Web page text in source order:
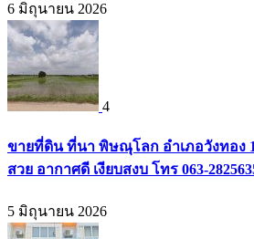
6 มิถุนายน 2026
4
ขายที่ดิน ที่นา พิษณุโลก อำเภอวังทอง
สวย อากาศดี เงียบสงบ โทร 063-
5 มิถุนายน 2026